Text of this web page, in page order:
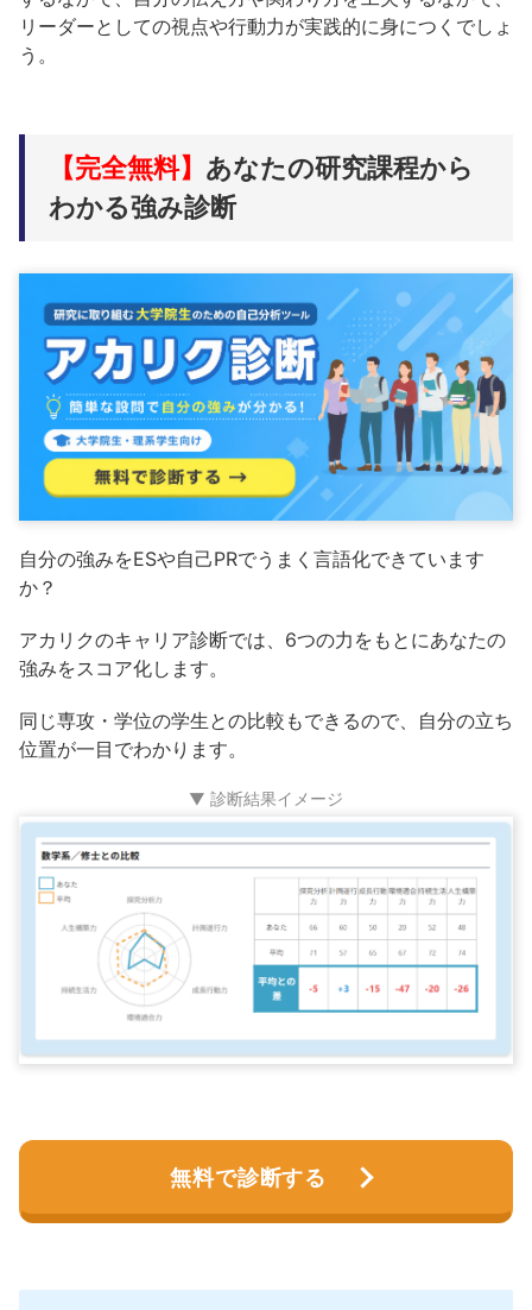
リーダーとしての視点や行動力が実践的に身につくでしょ
う。
【完全無料】 あなたの研究課程から
わかる強み診断
自分の強みをESや自己PRでうまく言語化できています
か？
アカリクのキャリア診断では、6つの力をもとにあなたの
強みをスコア化します。
同じ専攻・学位の学生との比較もできるので、自分の立ち
位置が一目でわかります。
▼ 診断結果イメージ
無料で診断する